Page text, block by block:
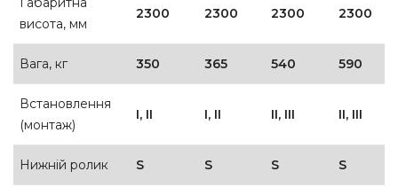
висота, мм
2300 2300 2300 2300
Вага, кг 350 365 540 590
Встановлення
(монтаж)
I, II I, II II, III II, III
Нижній ролик S S S S